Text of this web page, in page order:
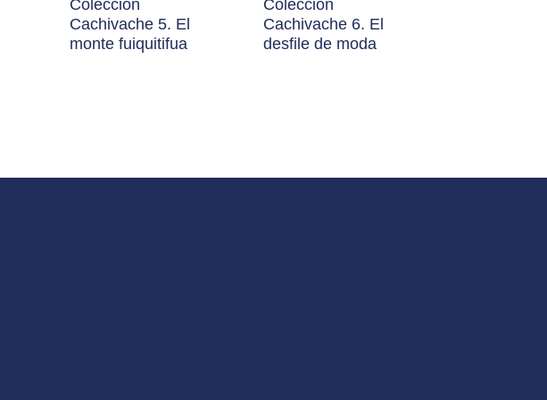
Colección
Cachivache 5. El
monte fuiquitifua
Colección
Cachivache 6. El
desfile de moda